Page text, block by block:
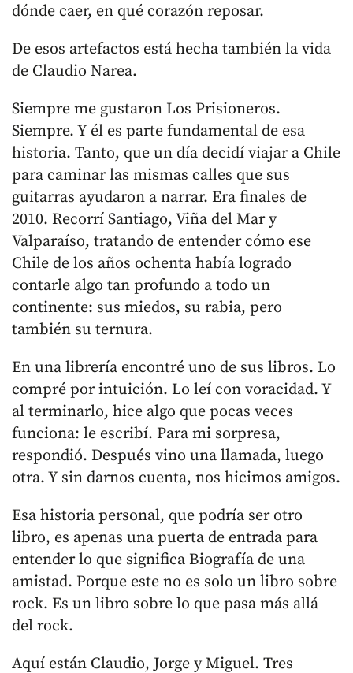
dónde caer, en qué corazón reposar.
De esos artefactos está hecha también la vida
de Claudio Narea.
Siempre me gustaron Los Prisioneros.
Siempre. Y él es parte fundamental de esa
historia. Tanto, que un día decidí viajar a Chile
para caminar las mismas calles que sus
guitarras ayudaron a narrar. Era finales de
2010. Recorrí Santiago, Viña del Mar y
Valparaíso, tratando de entender cómo ese
Chile de los años ochenta había logrado
contarle algo tan profundo a todo un
continente: sus miedos, su rabia, pero
también su ternura.
En una librería encontré uno de sus libros. Lo
compré por intuición. Lo leí con voracidad. Y
al terminarlo, hice algo que pocas veces
funciona: le escribí. Para mi sorpresa,
respondió. Después vino una llamada, luego
otra. Y sin darnos cuenta, nos hicimos amigos.
Esa historia personal, que podría ser otro
libro, es apenas una puerta de entrada para
entender lo que significa Biografía de una
amistad. Porque este no es solo un libro sobre
rock. Es un libro sobre lo que pasa más allá
del rock.
Aquí están Claudio, Jorge y Miguel. Tres